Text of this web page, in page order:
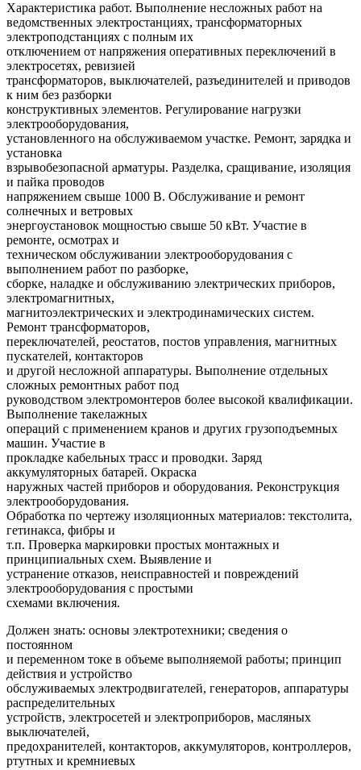
Характеристика работ. Выполнение несложных работ на
ведомственных электростанциях, трансформаторных
электроподстанциях с полным их
отключением от напряжения оперативных переключений в
электросетях, ревизией
трансформаторов, выключателей, разъединителей и приводов
к ним без разборки
конструктивных элементов. Регулирование нагрузки
электрооборудования,
установленного на обслуживаемом участке. Ремонт, зарядка и
установка
взрывобезопасной арматуры. Разделка, сращивание, изоляция
и пайка проводов
напряжением свыше 1000 В. Обслуживание и ремонт
солнечных и ветровых
энергоустановок мощностью свыше 50 кВт. Участие в
ремонте, осмотрах и
техническом обслуживании электрооборудования с
выполнением работ по разборке,
сборке, наладке и обслуживанию электрических приборов,
электромагнитных,
магнитоэлектрических и электродинамических систем.
Ремонт трансформаторов,
переключателей, реостатов, постов управления, магнитных
пускателей, контакторов
и другой несложной аппаратуры. Выполнение отдельных
сложных ремонтных работ под
руководством электромонтеров более высокой квалификации.
Выполнение такелажных
операций с применением кранов и других грузоподъемных
машин. Участие в
прокладке кабельных трасс и проводки. Заряд
аккумуляторных батарей. Окраска
наружных частей приборов и оборудования. Реконструкция
электрооборудования.
Обработка по чертежу изоляционных материалов: текстолита,
гетинакса, фибры и
т.п. Проверка маркировки простых монтажных и
принципиальных схем. Выявление и
устранение отказов, неисправностей и повреждений
электрооборудования с простыми
схемами включения.
Должен знать: основы электротехники; сведения о
постоянном
и переменном токе в объеме выполняемой работы; принцип
действия и устройство
обслуживаемых электродвигателей, генераторов, аппаратуры
распределительных
устройств, электросетей и электроприборов, масляных
выключателей,
предохранителей, контакторов, аккумуляторов, контроллеров,
ртутных и кремниевых